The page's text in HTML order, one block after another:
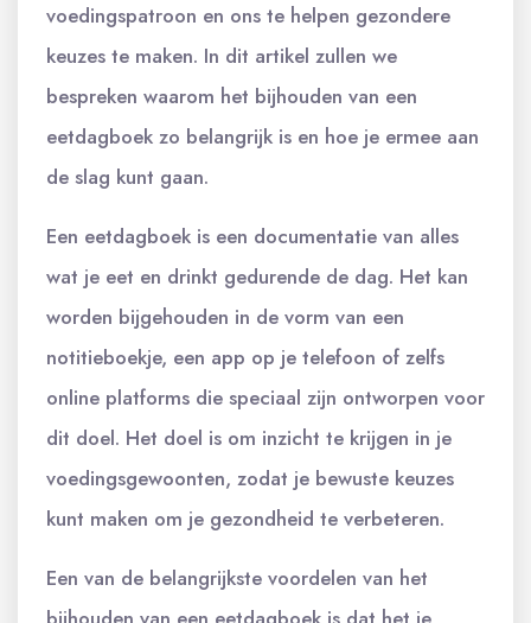
voedingspatroon en ons te helpen gezondere
keuzes te maken. In dit artikel zullen we
bespreken waarom het bijhouden van een
eetdagboek zo belangrijk is en hoe je ermee aan
de slag kunt gaan.
Een eetdagboek is een documentatie van alles
wat je eet en drinkt gedurende de dag. Het kan
worden bijgehouden in de vorm van een
notitieboekje, een app op je telefoon of zelfs
online platforms die speciaal zijn ontworpen voor
dit doel. Het doel is om inzicht te krijgen in je
voedingsgewoonten, zodat je bewuste keuzes
kunt maken om je gezondheid te verbeteren.
Een van de belangrijkste voordelen van het